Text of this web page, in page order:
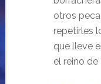
otros
repetirles
que lleve
el reino de